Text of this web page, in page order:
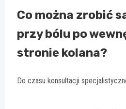
Co można zrobić
przy bólu po
stronie kolana?
Do czasu konsultacji